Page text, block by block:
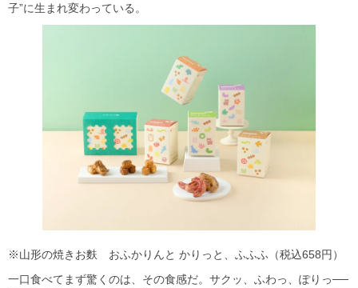
子”に生まれ変わっている。
※山形の焼きお麩 おふかりんと かりっと、ふふふ（税込658円）
一口食べてまず驚くのは、その食感だ。サクッ、ふわっ、ぽりっ──